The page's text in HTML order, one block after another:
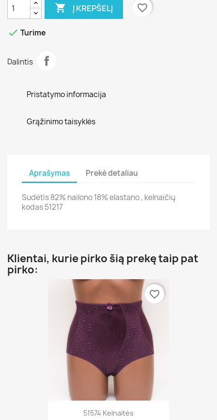
 Į KREPŠELĮ favorite_border
 Turime
Dalintis
Pristatymo informacija
Grąžinimo taisyklės
Aprašymas Prekė detaliau
Sudėtis 82% nailono 18% elastano , kelnaičių
kodas 51217
Klientai, kurie pirko šią prekę taip pat
pirko:
51574 Kelnaitės
favorite_border